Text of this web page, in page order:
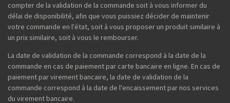
compter de la validation de la commande soit à vous informer du
délai de disponibilité, afin que vous puissiez décider de maintenir
votre commande en l'état, soit à vous proposer un produit similaire à
un prix similaire, soit à vous le rembourser.
La date de validation de la commande correspond à la date de la
commande en cas de paiement par carte bancaire en ligne. En cas de
paiement par virement bancaire, la date de validation de la
commande correspond à la date de l'encaissement par nos services
du virement bancaire.